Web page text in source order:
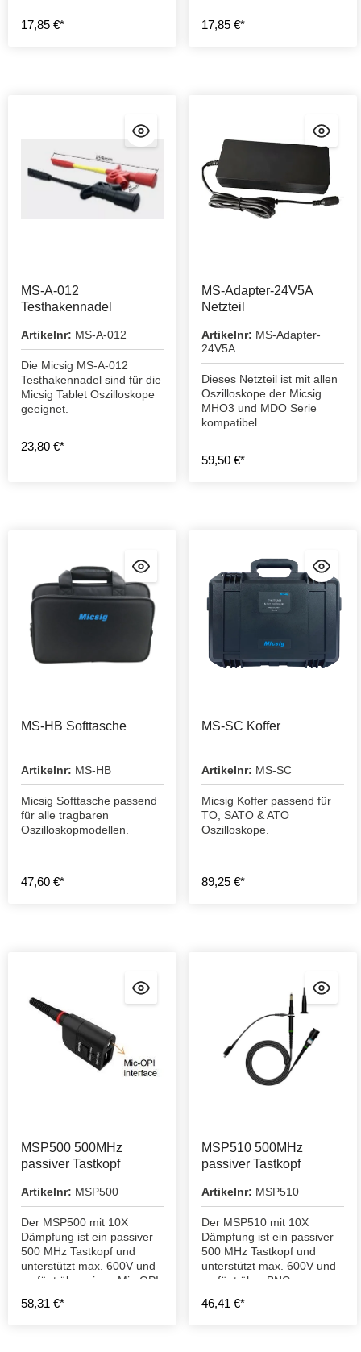
17,85 €* 17,85 €*
MS-A-012
Testhakennadel
Artikelnr: MS-A-012
Die Micsig MS-A-012
Testhakennadel sind für die
Micsig Tablet Oszilloskope
geeignet.
23,80 €*
MS-Adapter-24V5A
Netzteil
Artikelnr: MS-Adapter-
24V5A
Dieses Netzteil ist mit allen
Oszilloskope der Micsig
MHO3 und MDO Serie
kompatibel.
59,50 €*
MS-HB Softtasche
Artikelnr: MS-HB
Micsig Softtasche passend
für alle tragbaren
Oszilloskopmodellen.
47,60 €*
MS-SC Koffer
Artikelnr: MS-SC
Micsig Koffer passend für
TO, SATO & ATO
Oszilloskope.
89,25 €*
MSP500 500MHz
passiver Tastkopf
Artikelnr: MSP500
Der MSP500 mit 10X
Dämpfung ist ein passiver
500 MHz Tastkopf und
unterstützt max. 600V und
verfügt über einen Mic-OPI
58,31 €*
MSP510 500MHz
passiver Tastkopf
Artikelnr: MSP510
Der MSP510 mit 10X
Dämpfung ist ein passiver
500 MHz Tastkopf und
unterstützt max. 600V und
verfügt über BNC.
46,41 €*